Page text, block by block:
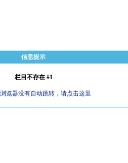
信息提示
栏目不存在 #1
览器没有自动跳转，请点击这里